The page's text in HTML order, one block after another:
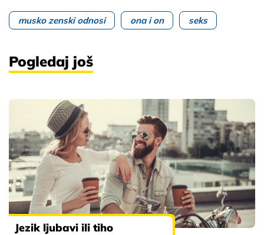
musko zenski odnosi ona i on seks
Pogledaj još
Jezik ljubavi ili tiho